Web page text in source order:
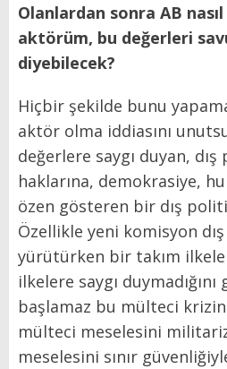
Olanlardan sonra AB
aktörüm, bu değerleri
diyebilecek?
Hiçbir şekilde bunu
aktör olma iddiasını
değerlere saygı duyan,
haklarına, demokrasiye,
özen gösteren bir dış
Özellikle yeni komisyon
yürütürken bir takım
ilkelere saygı
başlamaz bu mülteci
mülteci meselesini
meselesini sınır